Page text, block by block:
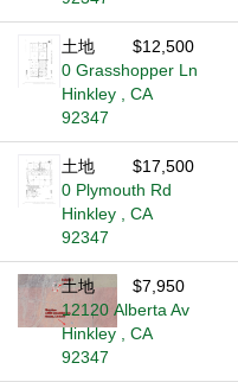
土地
$12,500
0 Grasshopper Ln
Hinkley , CA
92347
土地
$17,500
0 Plymouth Rd
Hinkley , CA
92347
土地
$7,950
12120 Alberta Av
Hinkley , CA
92347